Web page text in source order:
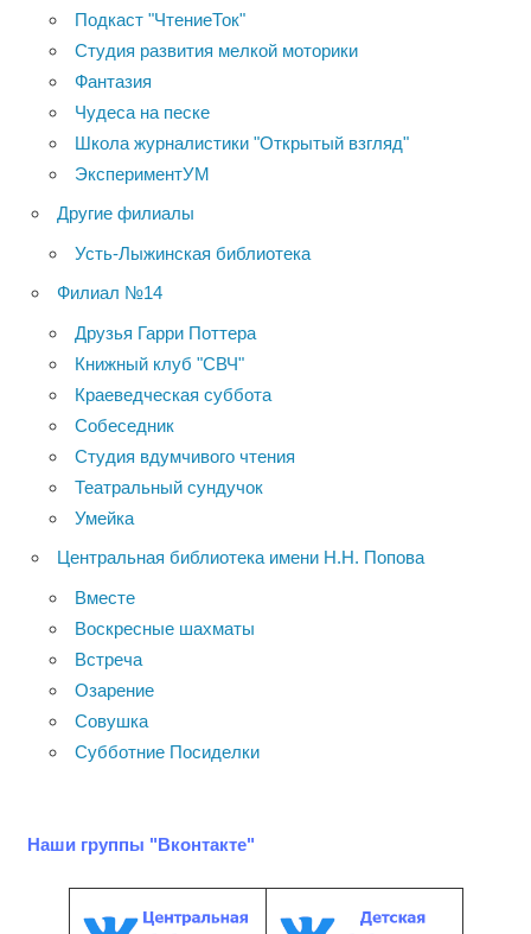
Подкаст "ЧтениеТок"
Студия развития мелкой моторики
Фантазия
Чудеса на песке
Школа журналистики "Открытый взгляд"
ЭкспериментУМ
Другие филиалы
Усть-Лыжинская библиотека
Филиал №14
Друзья Гарри Поттера
Книжный клуб "СВЧ"
Краеведческая суббота
Собеседник
Студия вдумчивого чтения
Театральный сундучок
Умейка
Центральная библиотека имени Н.Н. Попова
Вместе
Воскресные шахматы
Встреча
Озарение
Совушка
Субботние Посиделки
Наши группы "Вконтакте"